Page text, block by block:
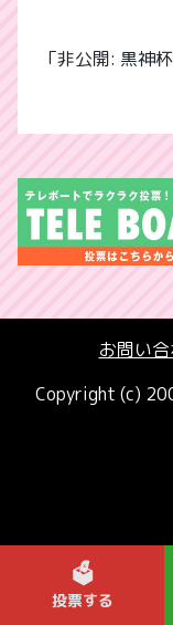
「非公開: 黒神
お問い
Copyright (c)
🗳️
投票する